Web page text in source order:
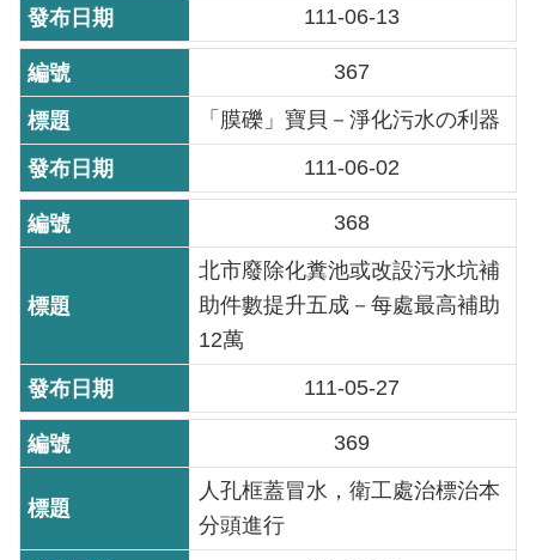
為
民
服
務
網
覽
首
頁
常
111-06-13
367
「膜礫」寶貝－淨化污水の利器
111-06-02
368
北市廢除化糞池或改設污水坑補
助件數提升五成－每處最高補助
12萬
111-05-27
369
人孔框蓋冒水，衛工處治標治本
分頭進行